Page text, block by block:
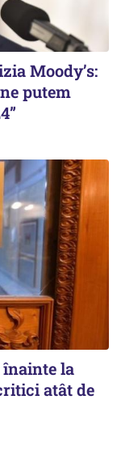
Moody’s:
putem
înainte la
atât de